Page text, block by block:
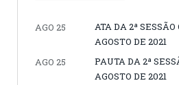
AGO 25
ATA DA 2ª
AGOSTO DE 2021
AGO 25
PAUTA DA 2ª
AGOSTO DE 2021